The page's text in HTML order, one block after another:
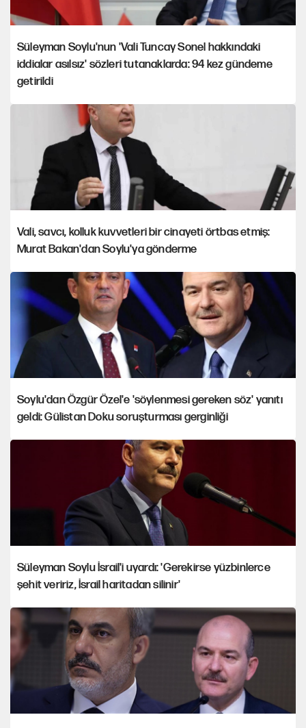
Süleyman Soylu'nun 'Vali Tuncay Sonel hakkındaki
iddialar asılsız' sözleri tutanaklarda: 94 kez gündeme
getirildi
Vali, savcı, kolluk kuvvetleri bir cinayeti örtbas etmiş:
Murat Bakan'dan Soylu'ya gönderme
Soylu'dan Özgür Özel'e 'söylenmesi gereken söz' yanıtı
geldi: Gülistan Doku soruşturması gerginliği
Süleyman Soylu İsrail'i uyardı: 'Gerekirse yüzbinlerce
şehit veririz, İsrail haritadan silinir'